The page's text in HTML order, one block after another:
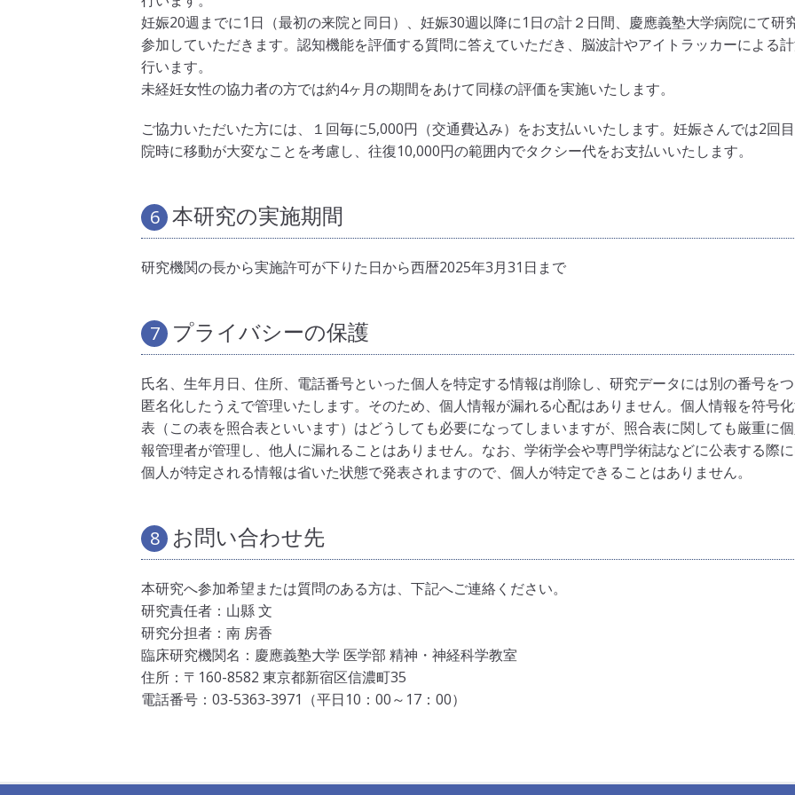
妊娠20週までに1日（最初の来院と同日）、妊娠30週以降に1日の計２日間、慶應義塾大学病院にて研
参加していただきます。認知機能を評価する質問に答えていただき、脳波計やアイトラッカーによる
行います。
未経妊女性の協力者の方では約4ヶ月の期間をあけて同様の評価を実施いたします。
ご協力いただいた方には、１回毎に5,000円（交通費込み）をお支払いいたします。妊娠さんでは2回
院時に移動が大変なことを考慮し、往復10,000円の範囲内でタクシー代をお支払いいたします。
6 本研究の実施期間
研究機関の長から実施許可が下りた日から西暦2025年3月31日まで
7 プライバシーの保護
氏名、生年月日、住所、電話番号といった個人を特定する情報は削除し、研究データには別の番号をつ
匿名化したうえで管理いたします。そのため、個人情報が漏れる心配はありません。個人情報を符号
表（この表を照合表といいます）はどうしても必要になってしまいますが、照合表に関しても厳重に
報管理者が管理し、他人に漏れることはありません。なお、学術学会や専門学術誌などに公表する際に
個人が特定される情報は省いた状態で発表されますので、個人が特定できることはありません。
8 お問い合わせ先
本研究へ参加希望または質問のある方は、下記へご連絡ください。
研究責任者：山縣 文
研究分担者：南 房香
臨床研究機関名：慶應義塾大学 医学部 精神・神経科学教室
住所：〒160-8582 東京都新宿区信濃町35
電話番号：03-5363-3971（平日10：00～17：00）